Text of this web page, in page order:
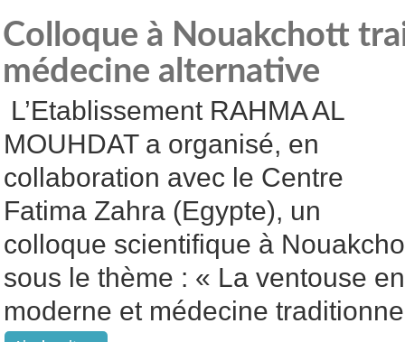
Colloque à Nouakchott
médecine alternative
L’Etablissement RAHMA AL
MOUHDAT a organisé, en
collaboration avec le Centre
Fatima Zahra (Egypte), un
colloque scientifique à
sous le thème : « La ventouse
moderne et médecine